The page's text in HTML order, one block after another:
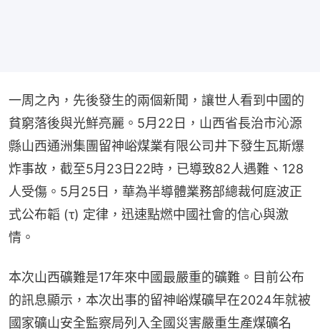
一周之內，先後發生的兩個新聞，讓世人看到中國的
貧窮落後與光鮮亮麗。5月22日，山西省長治市沁源
縣山西通洲集團留神峪煤業有限公司井下發生瓦斯爆
炸事故，截至5月23日22時，已導致82人遇難、128
人受傷。5月25日，華為半導體業務部總裁何庭波正
式公布韜 (τ) 定律，迅速點燃中國社會的信心與激
情。
本次山西礦難是17年來中國最嚴重的礦難。目前公布
的訊息顯示，本次出事的留神峪煤礦早在2024年就被
國家礦山安全監察局列入全國災害嚴重生產煤礦名